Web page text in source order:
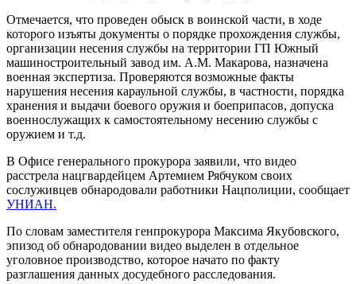
Отмечается, что проведен обыск в воинской части, в ходе
которого изъяты документы о порядке прохождения службы,
организации несения службы на территории ГП Южный
машиностроительный завод им. А.М. Макарова, назначена
военная экспертиза. Проверяются возможные факты
нарушения несения караульной службы, в частности, порядка
хранения и выдачи боевого оружия и боеприпасов, допуска
военнослужащих к самостоятельному несению службы с
оружием и т.д.
В Офисе генерального прокурора заявили, что видео
расстрела нацгвардейцем Артемием Рябчуком своих
сослуживцев обнародовали работники Нацполиции, сообщает
УНИАН.
По словам заместителя генпрокурора Максима Якубовского,
эпизод об обнародовании видео выделен в отдельное
уголовное производство, которое начато по факту
разглашения данных досудебного расследования.